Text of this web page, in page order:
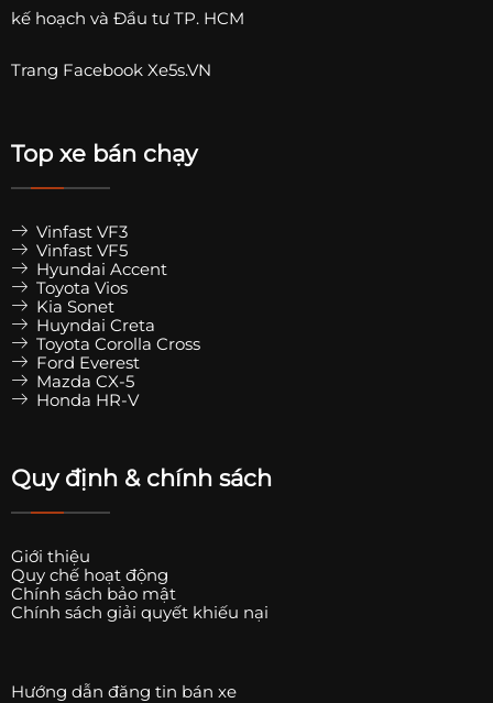
kế hoạch và Đầu tư TP. HCM
Trang Facebook Xe5s.VN
Top xe bán chạy
Vinfast VF3
Vinfast VF5
Hyundai Accent
Toyota Vios
Kia Sonet
Huyndai Creta
Toyota Corolla Cross
Ford Everest
Mazda CX-5
Honda HR-V
Quy định & chính sách
Giới thiệu
Quy chế hoạt động
Chính sách bảo mật
Chính sách giải quyết khiếu nại
Hướng dẫn đăng tin bán xe